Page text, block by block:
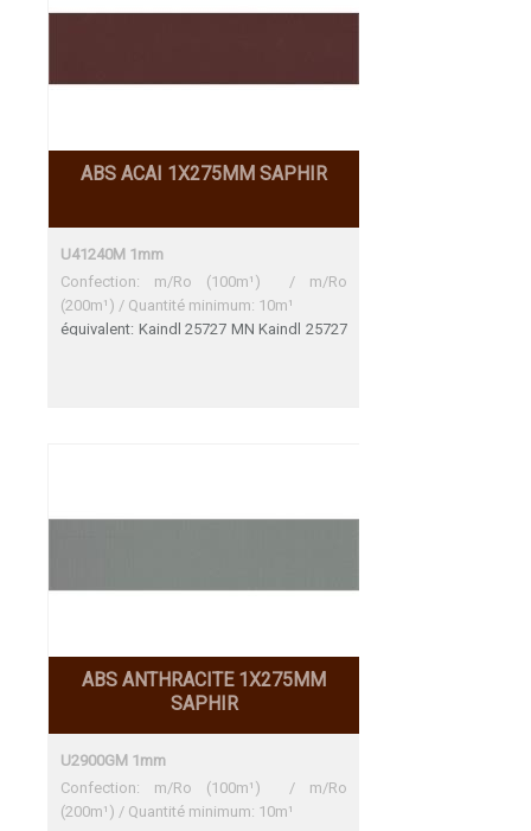
ABS ACAI 1X275MM SAPHIR
U41240M 1mm
Confection: m/Ro (100m¹) / m/Ro
(200m¹) / Quantité minimum: 10m¹
équivalent: Kaindl 25727 MN Kaindl 25727
ABS ANTHRACITE 1X275MM
SAPHIR
U2900GM 1mm
Confection: m/Ro (100m¹) / m/Ro
(200m¹) / Quantité minimum: 10m¹